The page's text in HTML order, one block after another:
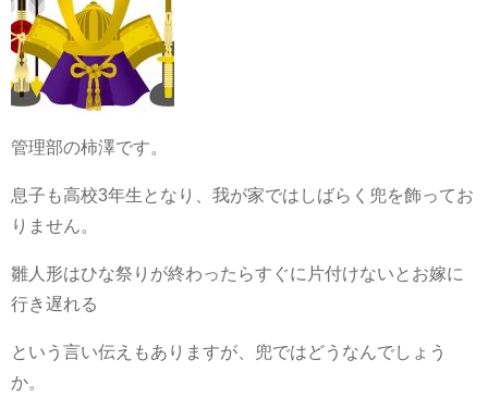
管理部の柿澤です。
息子も高校3年生となり、我が家ではしばらく兜を飾ってお
りません。
雛人形はひな祭りが終わったらすぐに片付けないとお嫁に
行き遅れる
という言い伝えもありますが、兜ではどうなんでしょう
か。